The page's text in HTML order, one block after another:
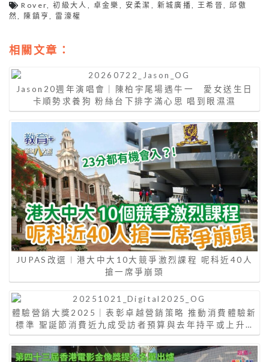
Rover,初級大人 , 卓金樂 , 安柔潔 , 新城廣播,王希晉,邱傲
然, 陳鎮亨, 雷濠權
相關文章：
Jason20週年演唱會｜陳柏宇尾場遇牛一 愛女送生日
卡順勢求養狗 粉絲台下排字滿心思 唱到眼濕濕
JUPAS改選︱港大中大10大競爭激烈課程 呢科近40人
搶一席爭崩頭
體驗營銷大獎2025｜表彰卓越營銷策略 推動消費體驗新
標準 聖誕節消費近九成受訪者預算與去年持平或上升…